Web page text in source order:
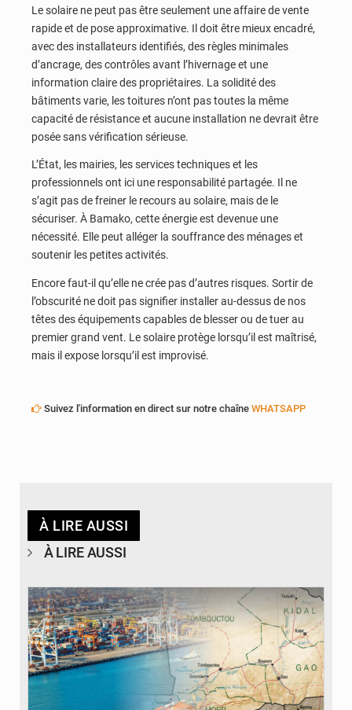
Le solaire ne peut pas être seulement une affaire de vente
rapide et de pose approximative. Il doit être mieux encadré,
avec des installateurs identifiés, des règles minimales
d’ancrage, des contrôles avant l’hivernage et une
information claire des propriétaires. La solidité des
bâtiments varie, les toitures n’ont pas toutes la même
capacité de résistance et aucune installation ne devrait être
posée sans vérification sérieuse.
L’État, les mairies, les services techniques et les
professionnels ont ici une responsabilité partagée. Il ne
s’agit pas de freiner le recours au solaire, mais de le
sécuriser. À Bamako, cette énergie est devenue une
nécessité. Elle peut alléger la souffrance des ménages et
soutenir les petites activités.
Encore faut-il qu’elle ne crée pas d’autres risques. Sortir de
l’obscurité ne doit pas signifier installer au-dessus de nos
têtes des équipements capables de blesser ou de tuer au
premier grand vent. Le solaire protège lorsqu’il est maîtrisé,
mais il expose lorsqu’il est improvisé.
Suivez l'information en direct sur notre chaîne WHATSAPP
À LIRE AUSSI
À LIRE AUSSI
© JDM